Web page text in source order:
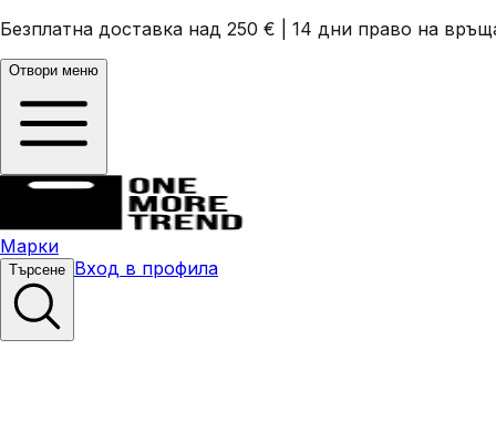
Безплатна доставка над 250 € 14 дни право на
Отвори меню
Марки
Търсене Вход в профила